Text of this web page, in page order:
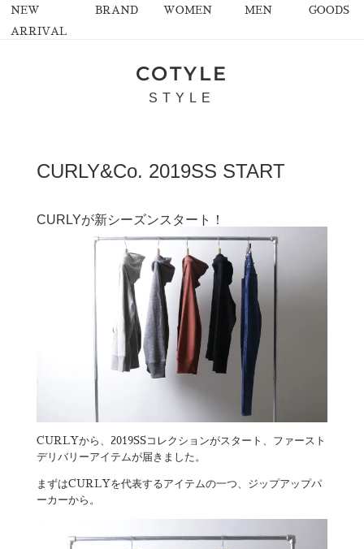
NEW
ARRIVAL
BRAND WOMEN MEN GOODS
COTYLE
STYLE
CURLY&Co. 2019SS START
CURLYが新シーズンスタート！
CURLYから、2019SSコレクションがスタート、ファースト
デリバリーアイテムが届きました。
まずはCURLYを代表するアイテムの一つ、ジップアップパ
ーカーから。